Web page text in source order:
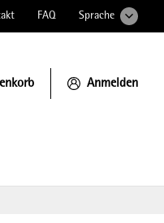
FAQ Sprache
Anmelden